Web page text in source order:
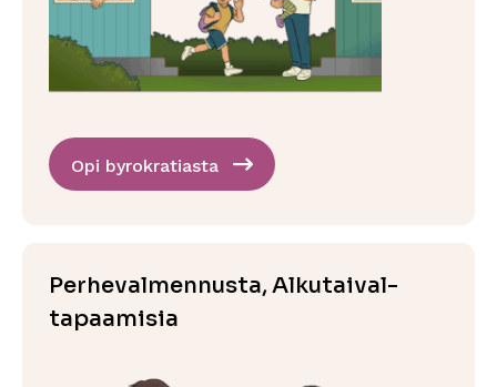
Opi byrokratiasta
Perhevalmennusta, Alkutaival-
tapaamisia